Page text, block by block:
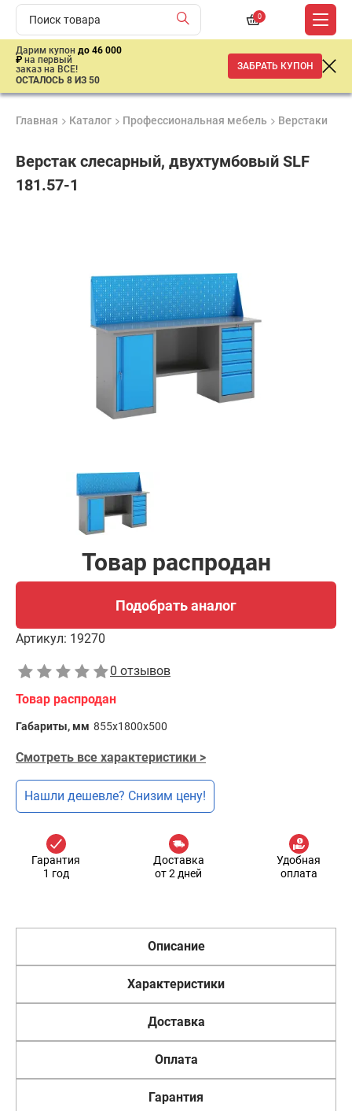
0
Дарим купон до 46 000
₽ на первый
заказ на ВСЕ!
ОСТАЛОСЬ 8 ИЗ 50
ЗАБРАТЬ КУПОН
Главная Каталог Профессиональная мебель Верстаки
Верстак слесарный, двухтумбовый SLF
181.57-1
Товар распродан
Подобрать аналог
Артикул: 19270
0 отзывов
Товар распродан
Габариты, мм 855x1800x500
Смотреть все характеристики >
Нашли дешевле? Снизим цену!
Гарантия
1 год
Доставка
от 2 дней
Удобная
оплата
Описание
Характеристики
Доставка
Оплата
Гарантия
Подобрать аналог